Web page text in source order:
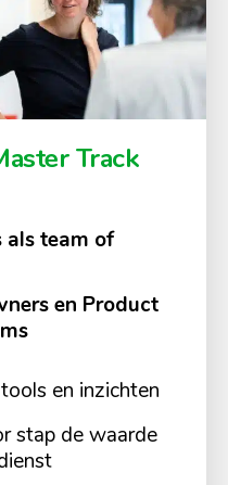
Track
als team of
en Product
en inzichten
stap de waarde